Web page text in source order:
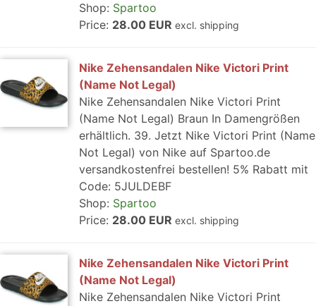
Shop: Spartoo
Price: 28.00 EUR excl. shipping
Nike Zehensandalen Nike Victori Print
(Name Not Legal)
Nike Zehensandalen Nike Victori Print
(Name Not Legal) Braun In Damengrößen
erhältlich. 39. Jetzt Nike Victori Print (Name
Not Legal) von Nike auf Spartoo.de
versandkostenfrei bestellen! 5% Rabatt mit
Code: 5JULDEBF
Shop: Spartoo
Price: 28.00 EUR excl. shipping
Nike Zehensandalen Nike Victori Print
(Name Not Legal)
Nike Zehensandalen Nike Victori Print